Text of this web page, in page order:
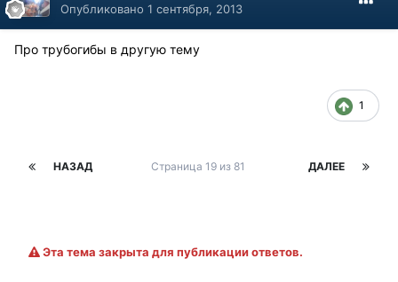
Опубликовано 1 сентября, 2013
Про трубогибы в другую тему
1
НАЗАД ДАЛЕЕ
Страница 19 из 81
Эта тема закрыта для публикации ответов.